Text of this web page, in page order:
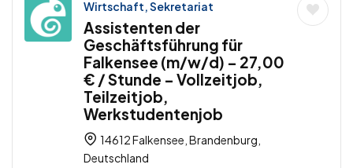
Wirtschaft, Sekretariat
Assistenten der
Geschäftsführung für
Falkensee (m/w/d) – 27,00
€ / Stunde – Vollzeitjob,
Teilzeitjob,
Werkstudentenjob
14612 Falkensee, Brandenburg,
Deutschland